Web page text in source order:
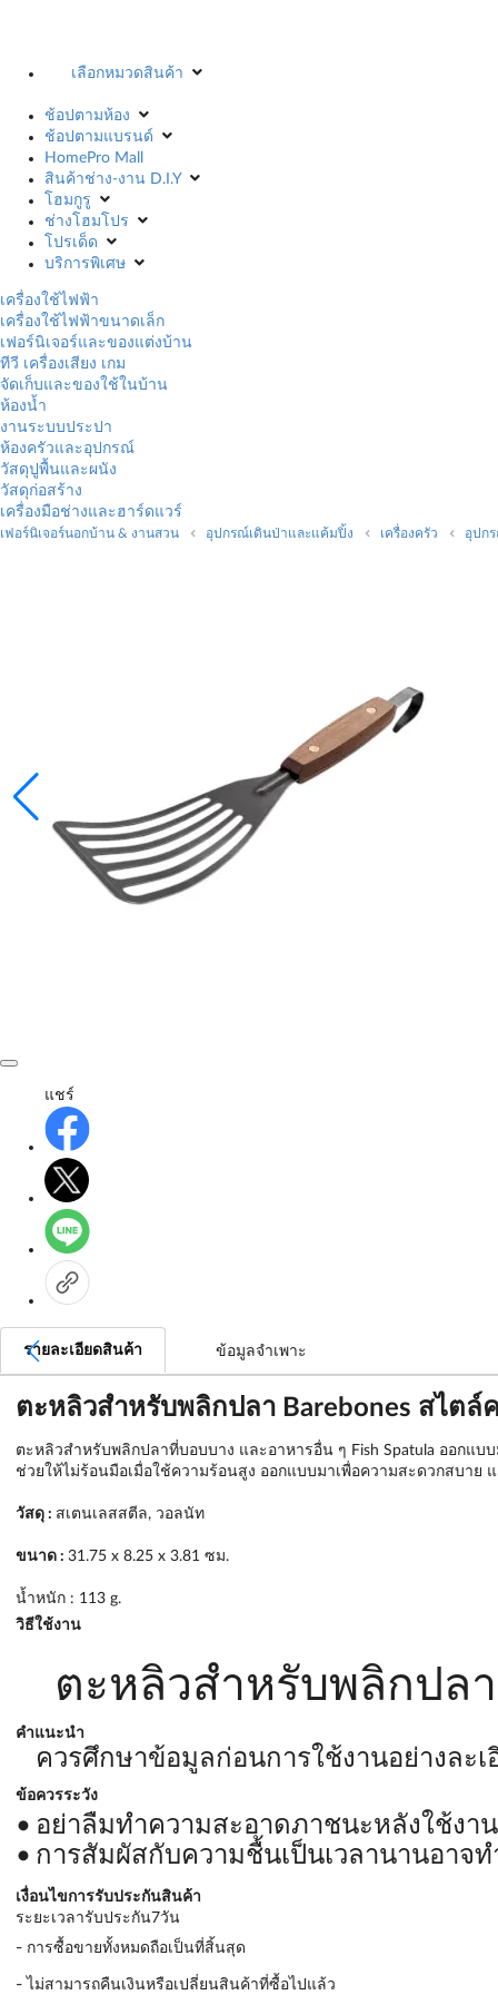
เลือกหมวดสินค้า
ช้อปตามห้อง
ช้อปตามแบรนด์
HomePro Mall
สินค้าช่าง-งาน D.I.Y
โฮมกูรู
ช่างโฮมโปร
โปรเด็ด
บริการพิเศษ
เครื่องใช้ไฟฟ้า
เครื่องใช้ไฟฟ้าขนาดเล็ก
เฟอร์นิเจอร์และของแต่งบ้าน
ทีวี เครื่องเสียง เกม
จัดเก็บและของใช้ในบ้าน
ห้องน้ำ
งานระบบประปา
ห้องครัวและอุปกรณ์
วัสดุปูพื้นและผนัง
วัสดุก่อสร้าง
เครื่องมือช่างและฮาร์ดแวร์
เฟอร์นิเจอร์นอกบ้าน & งานสวน อุปกรณ์เดินป่าและแค้มปิ้ง เครื่องครัว อุปก
แชร์
รายละเอียดสินค้า ข้อมูลจำเพาะ
ตะหลิวสำหรับพลิกปลา Barebones สไตล์
ตะหลิวสำหรับพลิกปลาที่บอบบาง และอาหารอื่น ๆ Fish Spatula ออกแ
ช่วยให้ไม่ร้อนมือเมื่อใช้ความร้อนสูง ออกแบบมาเพื่อความสะดวกสบาย
วัสดุ : สเตนเลสสตีล, วอลนัท
ขนาด : 31.75 x 8.25 x 3.81 ซม.
น้ำหนัก : 113 g.
วิธีใช้งาน
ตะหลิวสำหรับพลิกปล
คำแนะนำ
ควรศึกษาข้อมูลก่อนการใช้งานอย่างละเ
ข้อควรระวัง
อย่าลืมทำความสะอาดภาชนะหลังใช้งาน
การสัมผัสกับความชื้นเป็นเวลานานอาจ
เงื่อนไขการรับประกันสินค้า
ระยะเวลารับประกัน7วัน
- การซื้อขายทั้งหมดถือเป็นที่สิ้นสุด
- ไม่สามารถคืนเงินหรือเปลี่ยนสินค้าที่ซื้อไปแล้ว